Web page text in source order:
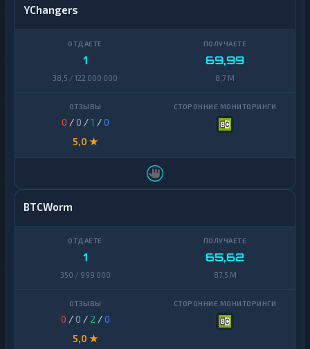
YChangers
1
38,5 / 122 000 000
69,99
8,7 M
0 / 0 /1 /0
5,0 ★
BTCWorm
1
350 / 999 000
65,62
87,5 M
0 / 0 / 2 /0
5,0 ★